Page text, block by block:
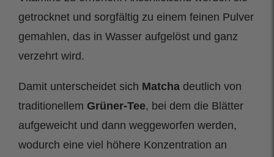
getrocknet und sorgfältig zu einem feinen Pulver
gemahlen, das in Wasser aufgelöst und ganz
verzehrt wird.
Damit unterscheidet sich Matcha deutlich von
traditionellem Grüner-Tee, bei dem die Blätter
aufgeweicht und dann weggeworfen werden,
wodurch eine viel höhere Konzentration an